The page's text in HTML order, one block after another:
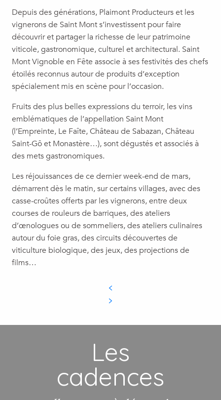
Depuis des générations, Plaimont Producteurs et les
vignerons de Saint Mont s’investissent pour faire
découvrir et partager la richesse de leur patrimoine
viticole, gastronomique, culturel et architectural. Saint
Mont Vignoble en Fête associe à ses festivités des chefs
étoilés reconnus autour de produits d’exception
spécialement mis en scène pour l’occasion.
Fruits des plus belles expressions du terroir, les vins
emblématiques de l’appellation Saint Mont
(l’Empreinte, Le Faîte, Château de Sabazan, Château
Saint-Gô et Monastère…), sont dégustés et associés à
des mets gastronomiques.
Les réjouissances de ce dernier week-end de mars,
démarrent dès le matin, sur certains villages, avec des
casse-croûtes offerts par les vignerons, entre deux
courses de rouleurs de barriques, des ateliers
d’œnologues ou de sommeliers, des ateliers culinaires
autour du foie gras, des circuits découvertes de
viticulture biologique, des jeux, des projections de
films…
Les
cadences
Festival du jeu RPGers,